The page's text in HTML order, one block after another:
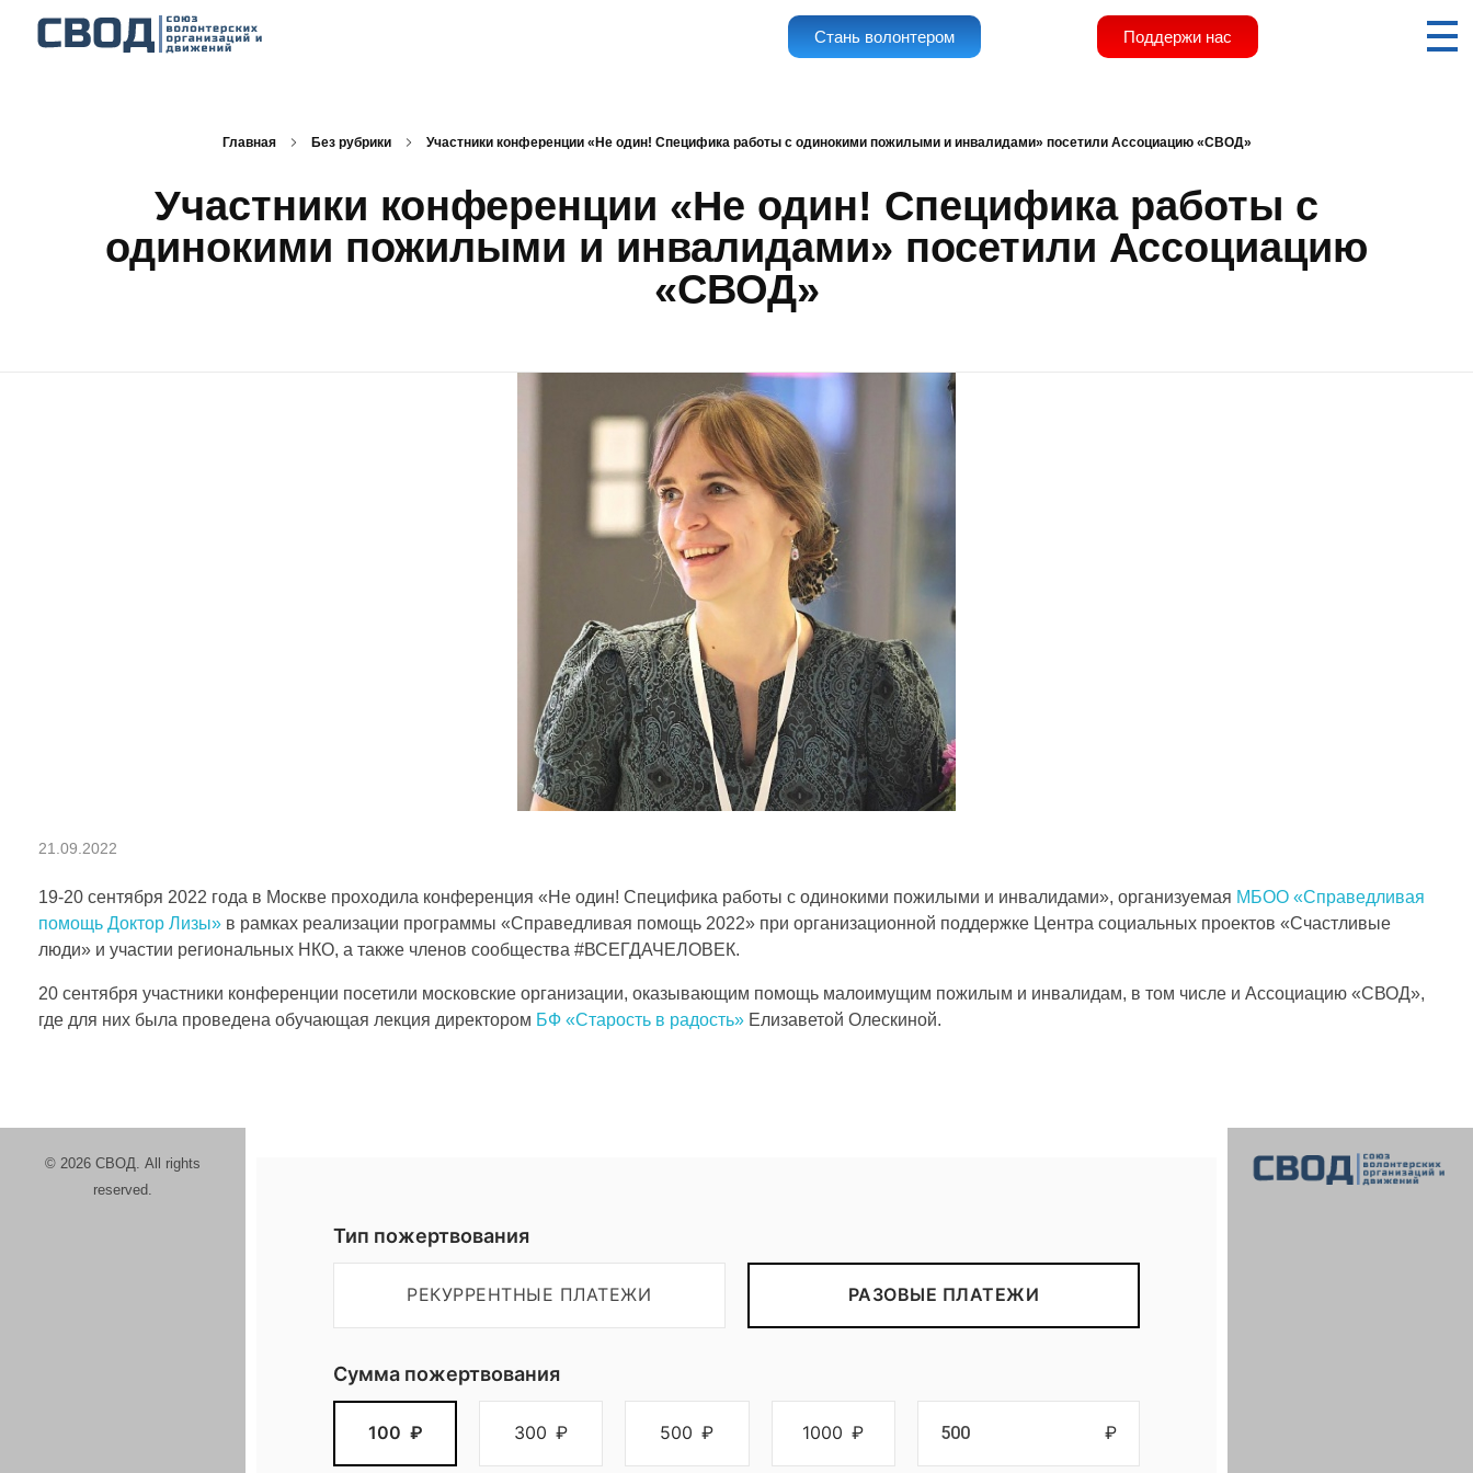
Стань волонтером Поддержи нас
Главная Без рубрики Участники конференции «Не один! Специфика работы с одинокими пожилыми и инвалидами» посетили Ассоциацию «СВОД»
Участники конференции «Не один! Специфика работы с
одинокими пожилыми и инвалидами» посетили Ассоциацию
«СВОД»
У
ч
а
с
21.09.2022
19-20 сентября 2022 года в Москве проходила конференция «Не один! Специфика работы с одинокими пожилыми и инвалидами», организуемая МБОО «Справедливая
помощь Доктор Лизы» в рамках реализации программы «Справедливая помощь 2022» при организационной поддержке Центра социальных проектов «Счастливые
люди» и участии региональных НКО, а также членов сообщества #ВСЕГДАЧЕЛОВЕК.
20 сентября участники конференции посетили московские организации, оказывающим помощь малоимущим пожилым и инвалидам, в том числе и Ассоциацию «СВОД»,
где для них была проведена обучающая лекция директором БФ «Старость в радость» Елизаветой Олескиной.
© 2026 СВОД. All rights
reserved.
Тип пожертвования
РЕКУРРЕНТНЫЕ ПЛАТЕЖИ РАЗОВЫЕ ПЛАТЕЖИ
Сумма пожертвования
100 ₽ 300 ₽ 500 ₽ 1000 ₽ ₽